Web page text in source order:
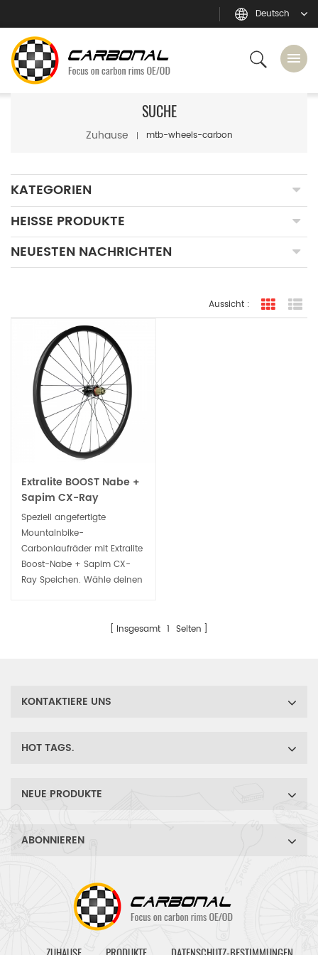
Deutsch
SUCHE
Zuhause mtb-wheels-carbon
KATEGORIEN
HEISSE PRODUKTE
NEUESTEN NACHRICHTEN
Aussicht :
Extralite BOOST Nabe +
Sapim CX-Ray
Speichen Custom MTB
Carbon Laufräder
Speziell angefertigte
Mountainbike-
Carbonlaufräder mit Extralite
Boost-Nabe + Sapim CX-
Ray Speichen. Wähle deinen
Jeder Laufradsatz wird vonInsgesamt 1 Seiten
KONTAKTIERE UNS
HOT TAGS.
NEUE PRODUKTE
ABONNIEREN